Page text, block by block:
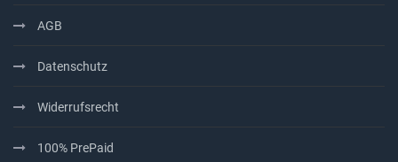
AGB
Datenschutz
Widerrufsrecht
100% PrePaid